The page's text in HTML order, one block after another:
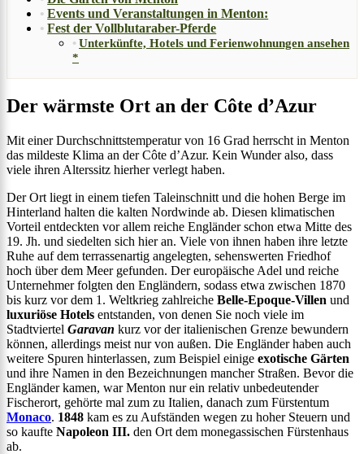
Events und Veranstaltungen in Menton:
Fest der Vollblutaraber-Pferde
Unterkünfte, Hotels und Ferienwohnungen ansehen
*
Der wärmste Ort an der Côte d’Azur
Mit einer Durchschnittstemperatur von 16 Grad herrscht in Menton
das mildeste Klima an der Côte d’Azur. Kein Wunder also, dass
viele ihren Alterssitz hierher verlegt haben.
Der Ort liegt in einem tiefen Taleinschnitt und die hohen Berge im
Hinterland halten die kalten Nordwinde ab. Diesen klimatischen
Vorteil entdeckten vor allem reiche Engländer schon etwa Mitte des
19. Jh. und siedelten sich hier an. Viele von ihnen haben ihre letzte
Ruhe auf dem terrassenartig angelegten, sehenswerten Friedhof
hoch über dem Meer gefunden. Der europäische Adel und reiche
Unternehmer folgten den Engländern, sodass etwa zwischen 1870
bis kurz vor dem 1. Weltkrieg zahlreiche Belle-Epoque-Villen und
luxuriöse Hotels entstanden, von denen Sie noch viele im
Stadtviertel Garavan kurz vor der italienischen Grenze bewundern
können, allerdings meist nur von außen. Die Engländer haben auch
weitere Spuren hinterlassen, zum Beispiel einige exotische Gärten
und ihre Namen in den Bezeichnungen mancher Straßen. Bevor die
Engländer kamen, war Menton nur ein relativ unbedeutender
Fischerort, gehörte mal zum zu Italien, danach zum Fürstentum
Monaco. 1848 kam es zu Aufständen wegen zu hoher Steuern und
so kaufte Napoleon III. den Ort dem monegassischen Fürstenhaus
ab.